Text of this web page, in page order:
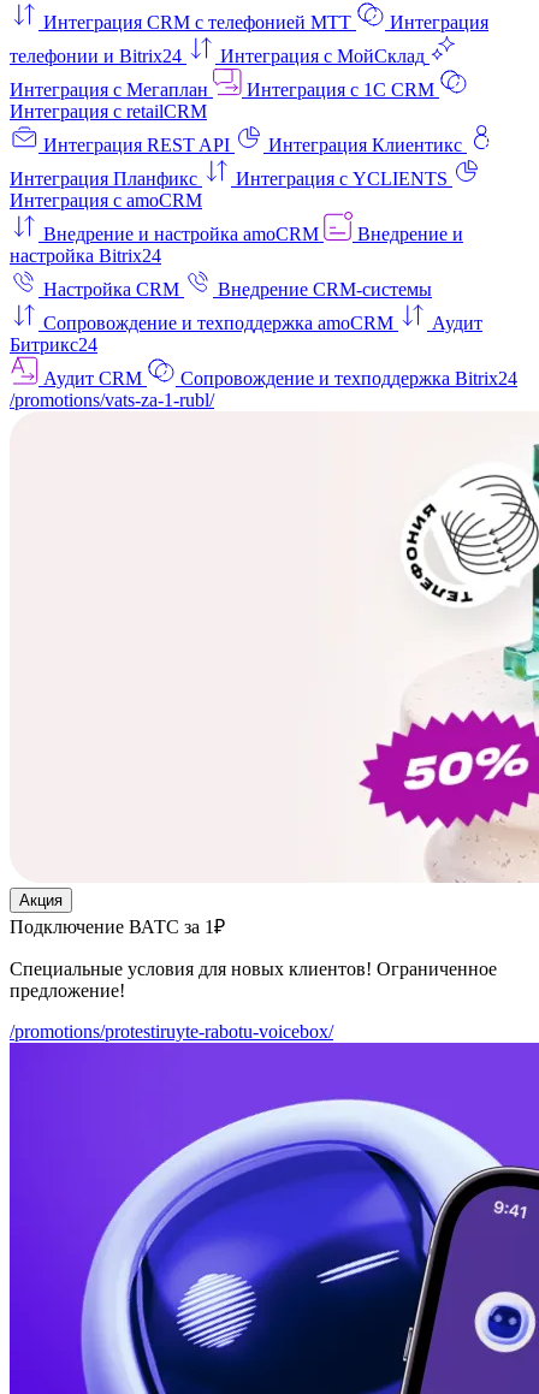
Интеграция CRM с телефонией МТТ
Интеграция
телефонии и Bitrix24
Интеграция с МойСклад
Интеграция с Мегаплан
Интеграция с 1C CRM
Интеграция с retailCRM
Интеграция REST API
Интеграция Клиентикс
Интеграция Планфикс
Интеграция с YCLIENTS
Интеграция с amoCRM
Внедрение и настройка amoCRM
Внедрение и
настройка Bitrix24
Настройка CRM
Внедрение CRM-системы
Сопровождение и техподдержка amoCRM
Аудит
Битрикс24
Аудит CRM
Сопровождение и техподдержка Bitrix24
/promotions/vats-za-1-rubl/
Акция
Подключение ВАТС за 1₽
Специальные условия для новых клиентов! Ограниченное
предложение!
/promotions/protestiruyte-rabotu-voicebox/